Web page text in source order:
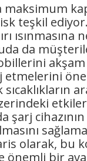
maksimum
teşkil
ısınmasına
da
akşam
etmelerini
şarj
olarak, bu
önemli bir